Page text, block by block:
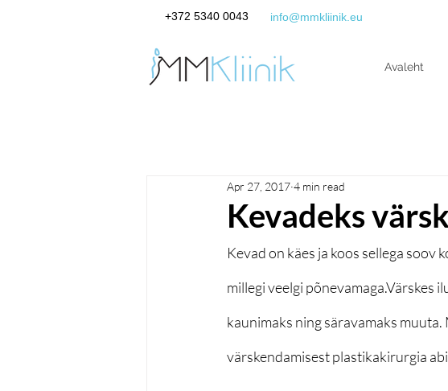
+372 5340 0043 info@mmkliinik.eu
Avaleht
Kevadeks
Apr 27, 2017 4 min read
Kevad on käes ja koos sellega soov
millegi veelgi põnevamaga.Värskes
kaunimaks ning säravamaks
värskendamisest plastikakirurgia